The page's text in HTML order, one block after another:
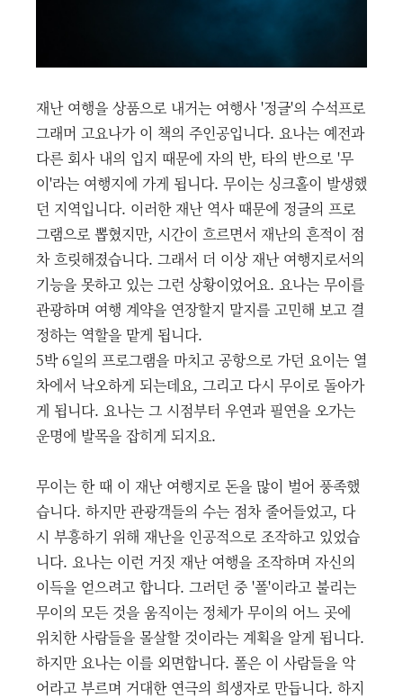
재난 여행을 상품으로 내거는 여행사 '정글'의 수석프로
그래머 고요나가 이 책의 주인공입니다. 요나는 예전과
다른 회사 내의 입지 때문에 자의 반, 타의 반으로 '무
이'라는 여행지에 가게 됩니다. 무이는 싱크홀이 발생했
던 지역입니다. 이러한 재난 역사 때문에 정글의 프로
그램으로 뽑혔지만, 시간이 흐르면서 재난의 흔적이 점
차 흐릿해졌습니다. 그래서 더 이상 재난 여행지로서의
기능을 못하고 있는 그런 상황이었어요. 요나는 무이를
관광하며 여행 계약을 연장할지 말지를 고민해 보고 결
정하는 역할을 맡게 됩니다.
5박 6일의 프로그램을 마치고 공항으로 가던 요이는 열
차에서 낙오하게 되는데요, 그리고 다시 무이로 돌아가
게 됩니다. 요나는 그 시점부터 우연과 필연을 오가는
운명에 발목을 잡히게 되지요.
무이는 한 때 이 재난 여행지로 돈을 많이 벌어 풍족했
습니다. 하지만 관광객들의 수는 점차 줄어들었고, 다
시 부흥하기 위해 재난을 인공적으로 조작하고 있었습
니다. 요나는 이런 거짓 재난 여행을 조작하며 자신의
이득을 얻으려고 합니다. 그러던 중 '폴'이라고 불리는
무이의 모든 것을 움직이는 정체가 무이의 어느 곳에
위치한 사람들을 몰살할 것이라는 계획을 알게 됩니다.
하지만 요나는 이를 외면합니다. 폴은 이 사람들을 악
어라고 부르며 거대한 연극의 희생자로 만듭니다. 하지